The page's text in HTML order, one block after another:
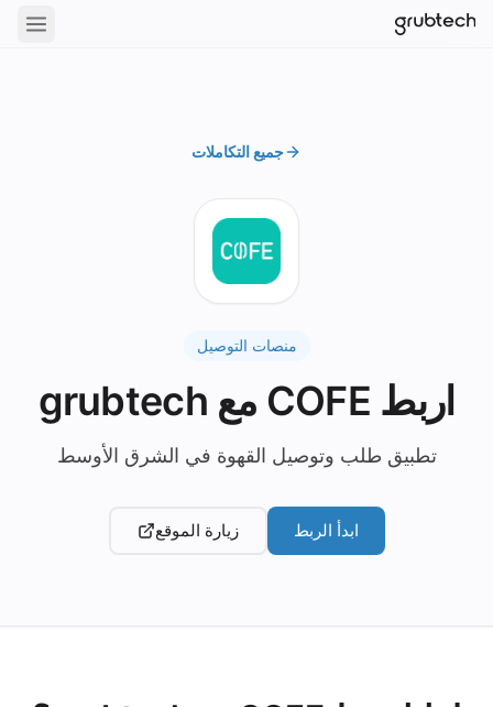
جميع التكاملات
منصات التوصيل
اربط COFE مع grubtech
تطبيق طلب وتوصيل القهوة في الشرق الأوسط
ابدأ الربط زيارة الموقع